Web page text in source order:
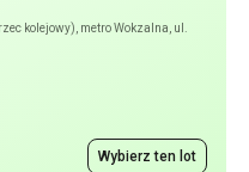
kolejowy), metro Wokzalna, ul.
Wybierz ten lot